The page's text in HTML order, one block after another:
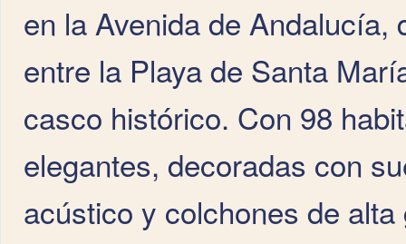
en la Avenida de
entre la Playa de Santa
casco histórico. Con 98
elegantes, decoradas con
acústico y colchones de